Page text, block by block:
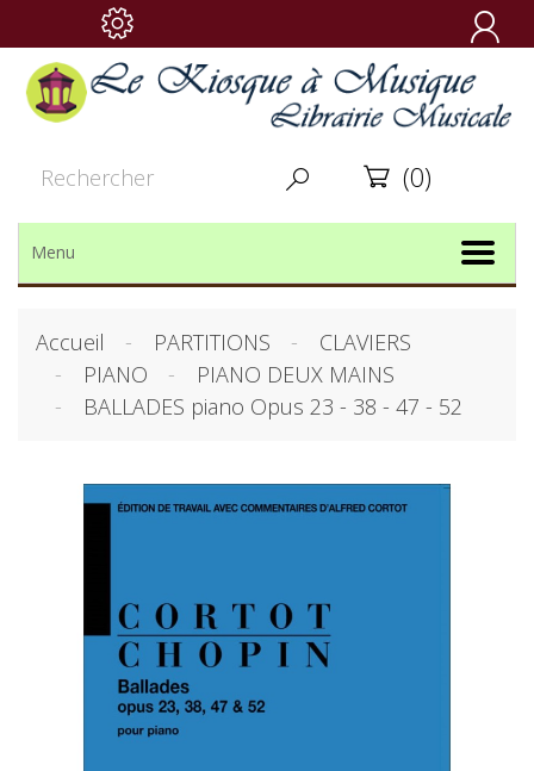

  (0)
Menu
Accueil PARTITIONS
CLAVIERS
PIANO
PIANO DEUX MAINS
BALLADES piano Opus 23 - 38 - 47 - 52